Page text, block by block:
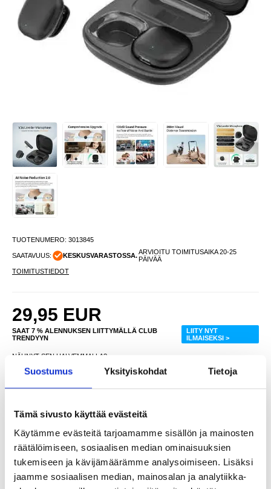
Suostumus Yksityiskohdat Tietoja
Tämä sivusto käyttää evästeitä
Käytämme evästeitä tarjoamamme sisällön ja mainosten
räätälöimiseen, sosiaalisen median ominaisuuksien
tukemiseen ja kävijämäärämme analysoimiseen. Lisäksi
jaamme sosiaalisen median, mainosalan ja analytiikka-
TUOTENUMERO: 3013845
SAATAVUUS: KESKUSVARASTOSSA.ARVIOITU TOIMITUSAIKA 20-25
PÄIVÄÄ
TOIMITUSTIEDOT
29,95 EUR
SAAT 7 % ALENNUKSEN LIITTYMÄLLÄ CLUB
TRENDYYN
LIITY NYT
ILMAISEKSI >
NÄHNYT SEN HALVEMMALLA?
KYSYMYKSIÄ? KYSY POIS LIVE CHAT